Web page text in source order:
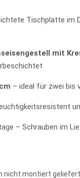
Tischplatte im
mit
– ideal für zwei bis
– Schrauben im
nicht montiert